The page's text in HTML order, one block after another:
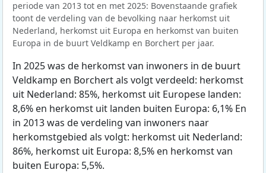
periode van 2013 tot en met 2025: Bovenstaande grafiek
toont de verdeling van de bevolking naar herkomst uit
Nederland, herkomst uit Europa en herkomst van buiten
Europa in de buurt Veldkamp en Borchert per jaar.
In 2025 was de herkomst van inwoners in de buurt
Veldkamp en Borchert als volgt verdeeld: herkomst
uit Nederland: 85%, herkomst uit Europese landen:
8,6% en herkomst uit landen buiten Europa: 6,1% En
in 2013 was de verdeling van inwoners naar
herkomstgebied als volgt: herkomst uit Nederland:
86%, herkomst uit Europa: 8,5% en herkomst van
buiten Europa: 5,5%.